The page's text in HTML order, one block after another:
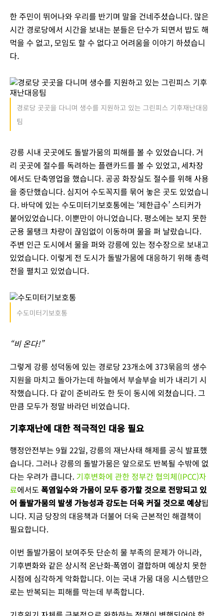
한 주민이 뛰어나와 우리를 반기며 말을 건네주셨습니다. 많은
시간 경로당에서 시간을 보내는 분들은 단수가 되면서 밥도 해
먹을 수 없고, 모임도 할 수 없다고 어려움을 이야기 하셨습니
다.
경로당 곳곳을 다니며 생수를 지원하고 있는 그린피스 기후재난대응
팀
강릉 시내 곳곳에도 돌발가뭄의 피해를 볼 수 있었습니다. 거
리 곳곳에 절수를 독려하는 플랜카드를 볼 수 있었고, 세차장
에서도 단축영업을 했습니다. 공공 화장실도 절수를 위해 사용
을 중단했습니다. 심지어 수도꼭지를 묶어 놓은 곳도 있었습니
다. 바닥에 있는 수도미터기보호통에는 ‘제한급수’ 스티커가
붙어있었습니다. 이뿐만이 아니었습니다. 평소에는 보지 못한
군용 물탱크 차량이 끊임없이 이동하며 물을 퍼 날랐습니다.
주변 인근 도시에서 물을 퍼와 강릉에 있는 정수장으로 보내고
있었습니다. 이렇게 전 도시가 돌발가뭄에 대응하기 위해 총력
전을 펼치고 있었습니다.
수도미터기보호통
“비 온다!”
그렇게 강릉 성덕동에 있는 경로당 23개소에 373묶음의 생수
지원을 마치고 돌아가는데 하늘에서 부슬부슬 비가 내리기 시
작했습니다. 다 같이 준비라도 한 듯이 동시에 외쳤습니다. 그
만큼 모두가 정말 바라던 비었습니다.
기후재난에 대한 적극적인 대응 필요
행정안전부는 9월 22일, 강릉의 재난사태 해제를 공식 발표했
습니다. 그러나 강릉의 돌발가뭄은 앞으로도 반복될 수밖에 없
다는 우려가 큽니다. 기후변화에 관한 정부간 협의체(IPCC)자
료에서도 폭염일수와 가뭄이 모두 증가할 것으로 전망되고 있
어 돌발가뭄의 발생 가능성과 강도는 더욱 커질 것으로 예상됩
니다. 지금 당장의 대응책과 더불어 더욱 근본적인 해결책이
필요합니다.
이번 돌발가뭄이 보여주듯 단순히 물 부족의 문제가 아니라,
기후변화와 같은 상시적 온난화·폭염이 결합하며 예상치 못한
시점에 심각하게 악화합니다. 이는 국내 가뭄 대응 시스템만으
로는 반복되는 피해를 막는데 부족합니다.